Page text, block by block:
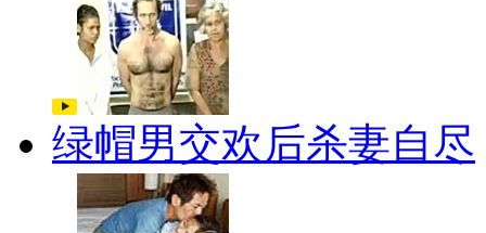
绿帽男交欢后杀妻自尽